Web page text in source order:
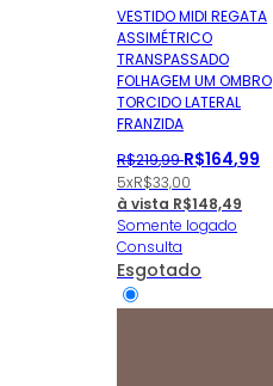
VESTIDO MIDI REGATA
ASSIMÉTRICO
TRANSPASSADO
FOLHAGEM UM OMBRO
TORCIDO LATERAL
FRANZIDA
R$219,99 R$164,99
5xR$33,00
à vista R$148,49
Somente logado
Consulta
Esgotado